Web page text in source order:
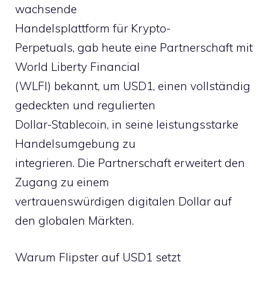
wachsende
Handelsplattform für Krypto-
Perpetuals, gab heute eine Partnerschaft mit
World Liberty Financial
(WLFI) bekannt, um USD1, einen vollständig
gedeckten und regulierten
Dollar-Stablecoin, in seine leistungsstarke
Handelsumgebung zu
integrieren. Die Partnerschaft erweitert den
Zugang zu einem
vertrauenswürdigen digitalen Dollar auf
den globalen Märkten.
Warum Flipster auf USD1 setzt